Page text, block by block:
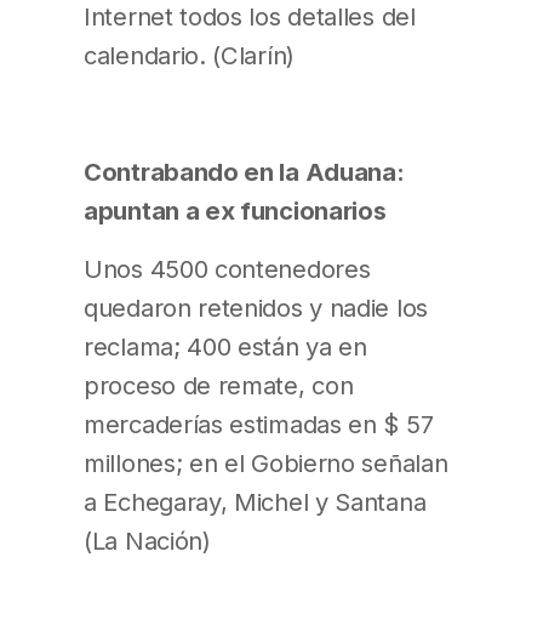
Internet todos los detalles del
calendario. (Clarín)
Contrabando en la Aduana:
apuntan a ex funcionarios
Unos 4500 contenedores
quedaron retenidos y nadie los
reclama; 400 están ya en
proceso de remate, con
mercaderías estimadas en $ 57
millones; en el Gobierno señalan
a Echegaray, Michel y Santana
(La Nación)